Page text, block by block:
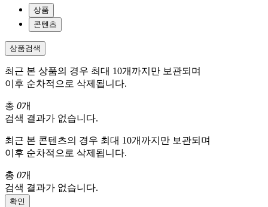
상품
콘텐츠
상품검색
최근 본 상품의 경우 최대 10개까지만 보관되며
이후 순차적으로 삭제됩니다.
총 0개
검색 결과가 없습니다.
최근 본 콘텐츠의 경우 최대 10개까지만 보관되며
이후 순차적으로 삭제됩니다.
총 0개
검색 결과가 없습니다.
확인